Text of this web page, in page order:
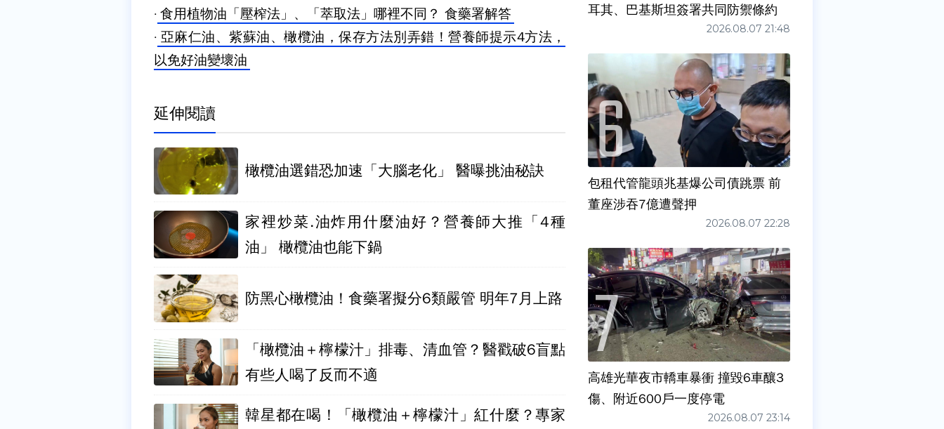
· 食用植物油「壓榨法」、「萃取法」哪裡不同？ 食藥署解答
· 亞麻仁油、紫蘇油、橄欖油，保存方法別弄錯！營養師提示4方法，
以免好油變壞油
延伸閱讀
橄欖油選錯恐加速「大腦老化」 醫曝挑油秘訣
家裡炒菜.油炸用什麼油好？營養師大推「4種
油」 橄欖油也能下鍋
防黑心橄欖油！食藥署擬分6類嚴管 明年7月上路
「橄欖油＋檸檬汁」排毒、清血管？醫戳破6盲點
有些人喝了反而不適
韓星都在喝！「橄欖油＋檸檬汁」紅什麼？專家
耳其、巴基斯坦簽署共同防禦條約
2026.08.07 21:48
包租代管龍頭兆基爆公司債跳票 前
董座涉吞7億遭聲押
2026.08.07 22:28
高雄光華夜市轎車暴衝 撞毀6車釀3
傷、附近600戶一度停電
2026.08.07 23:14